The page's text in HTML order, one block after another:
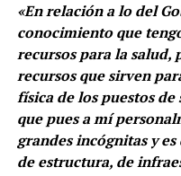
«En relación a lo del
conocimiento que
recursos para la salud,
recursos que sirven
física de los puestos
que pues a mí
grandes incógnitas y
de estructura, de